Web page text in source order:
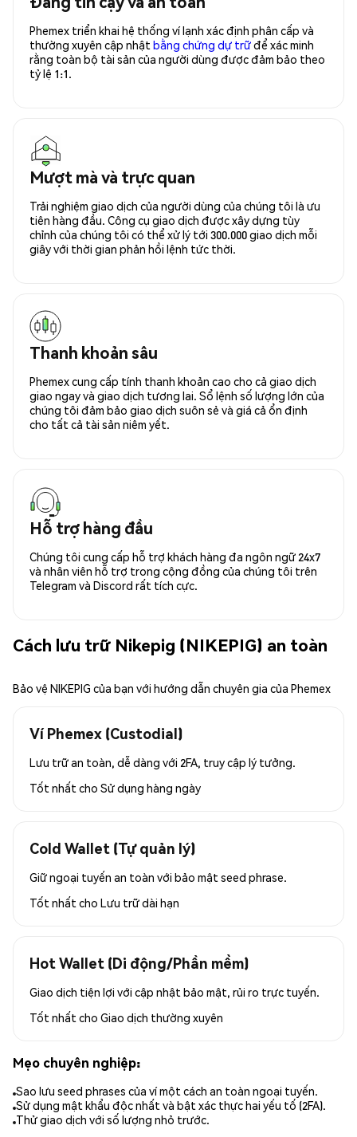
Phemex triển khai hệ thống ví lạnh xác định phân cấp và
thường xuyên cập nhật bằng chứng dự trữđể xác minh
rằng toàn bộ tài sản của người dùng được đảm bảo theo
tỷ lệ 1:1.
Mượt mà và trực quan
Trải nghiệm giao dịch của người dùng của chúng tôi là ưu
tiên hàng đầu. Công cụ giao dịch được xây dựng tùy
chỉnh của chúng tôi có thể xử lý tới 300.000 giao dịch mỗi
giây với thời gian phản hồi lệnh tức thời.
Thanh khoản sâu
Phemex cung cấp tính thanh khoản cao cho cả giao dịch
giao ngay và giao dịch tương lai. Sổ lệnh số lượng lớn của
chúng tôi đảm bảo giao dịch suôn sẻ và giá cả ổn định
cho tất cả tài sản niêm yết.
Hỗ trợ hàng đầu
Chúng tôi cung cấp hỗ trợ khách hàng đa ngôn ngữ 24x7
và nhân viên hỗ trợ trong cộng đồng của chúng tôi trên
Telegram và Discord rất tích cực.
Cách lưu trữ Nikepig (NIKEPIG) an toàn
Bảo vệ NIKEPIG của bạn với hướng dẫn chuyên gia của Phemex
Ví Phemex (Custodial)
Lưu trữ an toàn, dễ dàng với 2FA, truy cập lý tưởng.
Tốt nhất cho Sử dụng hàng ngày
Cold Wallet (Tự quản lý)
Giữ ngoại tuyến an toàn với bảo mật seed phrase.
Tốt nhất cho Lưu trữ dài hạn
Hot Wallet (Di động/Phần mềm)
Giao dịch tiện lợi với cập nhật bảo mật, rủi ro trực tuyến.
Tốt nhất cho Giao dịch thường xuyên
Mẹo chuyên nghiệp:
Sao lưu seed phrases của ví một cách an toàn ngoại tuyến.
Sử dụng mật khẩu độc nhất và bật xác thực hai yếu tố (2FA).
Thử giao dịch với số lượng nhỏ trước.